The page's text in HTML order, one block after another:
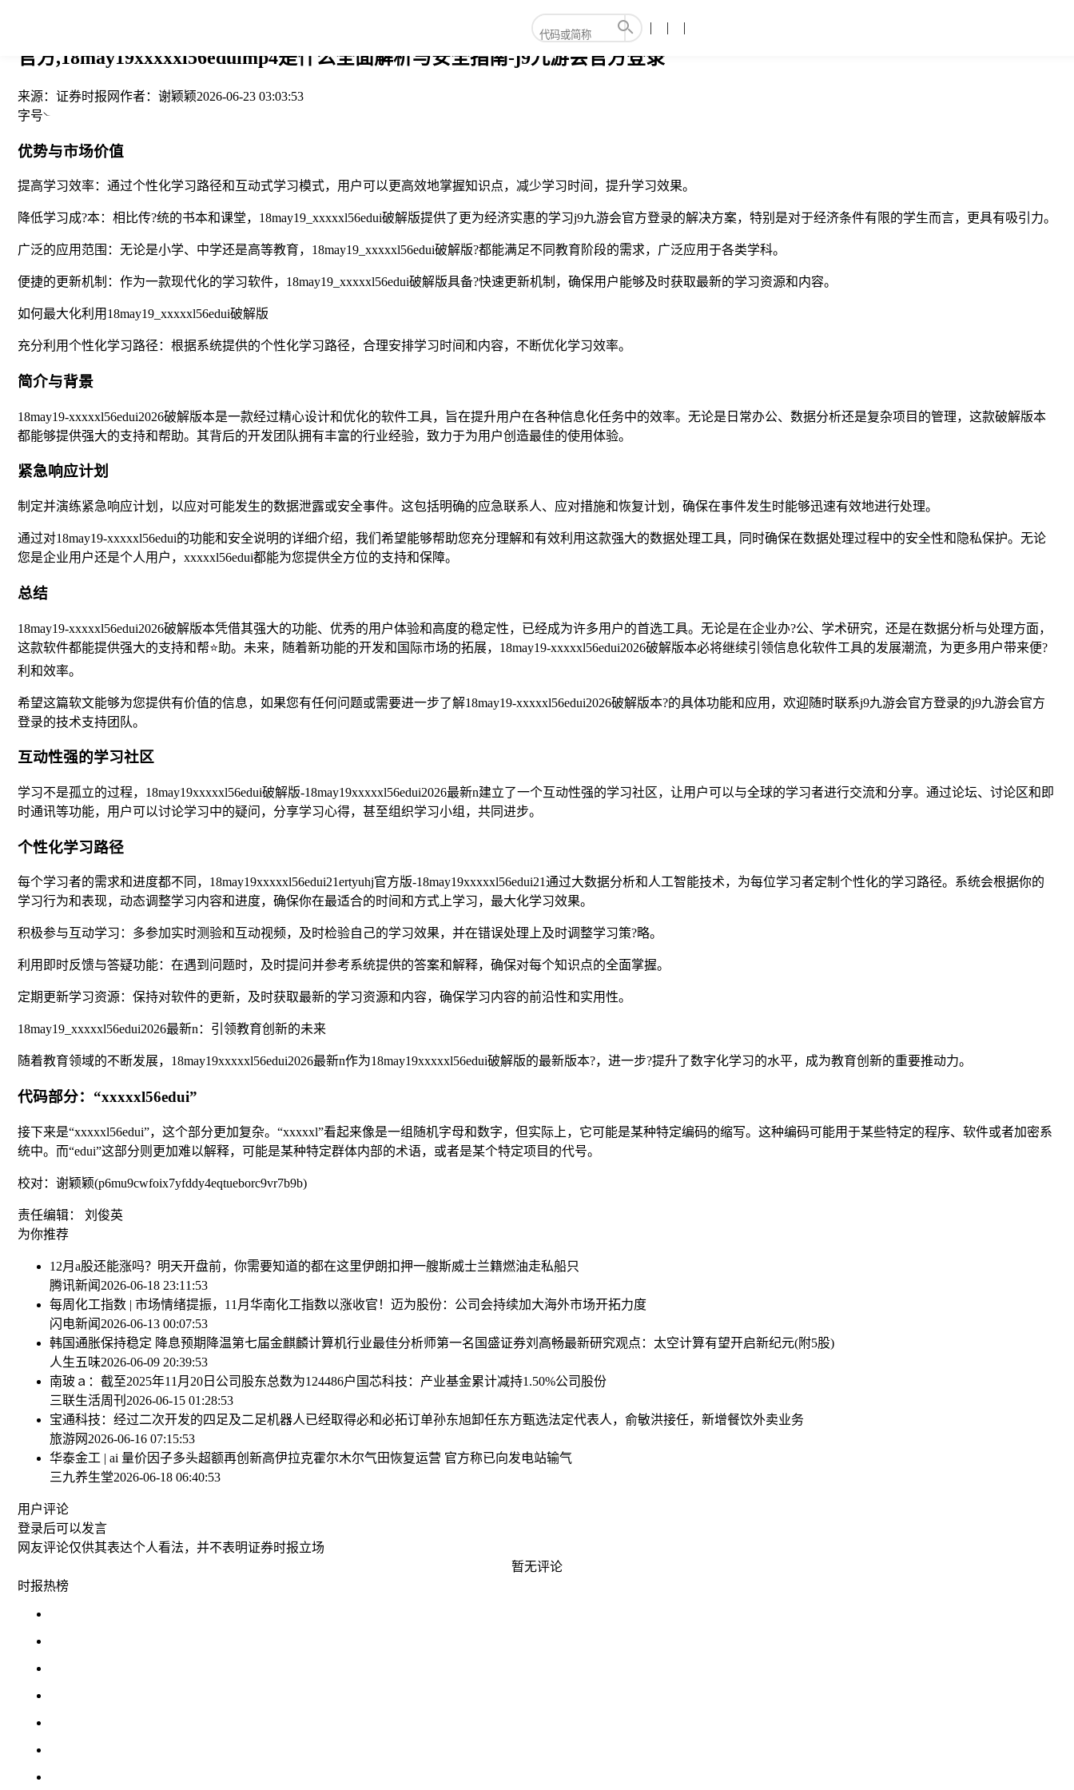
官方,18may19xxxxxl56eduimp4是什么全面解析与安全指南-j9九游会官方登录
来源： 证券时报网作者： 谢颖颖2026-06-23 03:03:53
字号
优势与市场价值
提高学习效率：通过个性化学习路径和互动式学习模式，用户可以更高效地掌握知识点，减少学习时间，提升学习效果。
降低学习成?本：相比传?统的书本和课堂，18may19_xxxxxl56edui破解版提供了更为经济实惠的学习j9九游会官方登录的解决方案，特别是对于经济条件有限的学生而言，更具有吸引力。
广泛的应用范围：无论是小学、中学还是高等教育，18may19_xxxxxl56edui破解版?都能满足不同教育阶段的需求，广泛应用于各类学科。
便捷的更新机制：作为一款现代化的学习软件，18may19_xxxxxl56edui破解版具备?快速更新机制，确保用户能够及时获取最新的学习资源和内容。
如何最大化利用18may19_xxxxxl56edui破解版
充分利用个性化学习路径：根据系统提供的个性化学习路径，合理安排学习时间和内容，不断优化学习效率。
简介与背景
18may19-xxxxxl56edui2026破解版本是一款经过精心设计和优化的软件工具，旨在提升用户在各种信息化任务中的效率。无论是日常办公、数据分析还是复杂项目的管理，这款破解版本
都能够提供强大的支持和帮助。其背后的开发团队拥有丰富的行业经验，致力于为用户创造最佳的使用体验。
紧急响应计划
制定并演练紧急响应计划，以应对可能发生的数据泄露或安全事件。这包括明确的应急联系人、应对措施和恢复计划，确保在事件发生时能够迅速有效地进行处理。
通过对18may19-xxxxxl56edui的功能和安全说明的详细介绍，我们希望能够帮助您充分理解和有效利用这款强大的数据处理工具，同时确保在数据处理过程中的安全性和隐私保护。无论
您是企业用户还是个人用户，xxxxxl56edui都能为您提供全方位的支持和保障。
总结
18may19-xxxxxl56edui2026破解版本凭借其强大的功能、优秀的用户体验和高度的稳定性，已经成为许多用户的首选工具。无论是在企业办?公、学术研究，还是在数据分析与处理方面，
这款软件都能提供强大的支持和帮⭐助。未来，随着新功能的开发和国际市场的拓展，18may19-xxxxxl56edui2026破解版本必将继续引领信息化软件工具的发展潮流，为更多用户带来便?
利和效率。
希望这篇软文能够为您提供有价值的信息，如果您有任何问题或需要进一步了解18may19-xxxxxl56edui2026破解版本?的具体功能和应用，欢迎随时联系j9九游会官方登录的j9九游会官方
登录的技术支持团队。
互动性强的学习社区
学习不是孤立的过程，18may19xxxxxl56edui破解版-18may19xxxxxl56edui2026最新n建立了一个互动性强的学习社区，让用户可以与全球的学习者进行交流和分享。通过论坛、讨论区和即
时通讯等功能，用户可以讨论学习中的疑问，分享学习心得，甚至组织学习小组，共同进步。
个性化学习路径
每个学习者的需求和进度都不同，18may19xxxxxl56edui21ertyuhj官方版-18may19xxxxxl56edui21通过大数据分析和人工智能技术，为每位学习者定制个性化的学习路径。系统会根据你的
学习行为和表现，动态调整学习内容和进度，确保你在最适合的时间和方式上学习，最大化学习效果。
积极参与互动学习：多参加实时测验和互动视频，及时检验自己的学习效果，并在错误处理上及时调整学习策?略。
利用即时反馈与答疑功能：在遇到问题时，及时提问并参考系统提供的答案和解释，确保对每个知识点的全面掌握。
定期更新学习资源：保持对软件的更新，及时获取最新的学习资源和内容，确保学习内容的前沿性和实用性。
18may19_xxxxxl56edui2026最新n：引领教育创新的未来
随着教育领域的不断发展，18may19xxxxxl56edui2026最新n作为18may19xxxxxl56edui破解版的最新版本?，进一步?提升了数字化学习的水平，成为教育创新的重要推动力。
代码部分：“xxxxxl56edui”
接下来是“xxxxxl56edui”，这个部分更加复杂。“xxxxxl”看起来像是一组随机字母和数字，但实际上，它可能是某种特定编码的缩写。这种编码可能用于某些特定的程序、软件或者加密系
统中。而“edui”这部分则更加难以解释，可能是某种特定群体内部的术语，或者是某个特定项目的代号。
校对：谢颖颖(p6mu9cwfoix7yfddy4eqtueborc9vr7b9b)
责任编辑： 刘俊英
为你推荐
12月a股还能涨吗？明天开盘前，你需要知道的都在这里伊朗扣押一艘斯威士兰籍燃油走私船只
腾讯新闻 2026-06-18 23:11:53
每周化工指数 | 市场情绪提振，11月华南化工指数以涨收官！ 迈为股份：公司会持续加大海外市场开拓力度
闪电新闻 2026-06-13 00:07:53
韩国通胀保持稳定 降息预期降温第七届金麒麟计算机行业最佳分析师第一名国盛证券刘高畅最新研究观点：太空计算有望开启新纪元(附5股)
人生五味2026-06-09 20:39:53
南玻ａ：截至2025年11月20日公司股东总数为124486户 国芯科技：产业基金累计减持1.50%公司股份
三联生活周刊 2026-06-15 01:28:53
宝通科技：经过二次开发的四足及二足机器人已经取得必和必拓订单孙东旭卸任东方甄选法定代表人，俞敏洪接任，新增餐饮外卖业务
旅游网 2026-06-16 07:15:53
华泰金工 | ai 量价因子多头超额再创新高伊拉克霍尔木尔气田恢复运营 官方称已向发电站输气
三九养生堂2026-06-18 06:40:53
用户评论
登录后可以发言
网友评论仅供其表达个人看法，并不表明证券时报立场
暂无评论
时报热榜